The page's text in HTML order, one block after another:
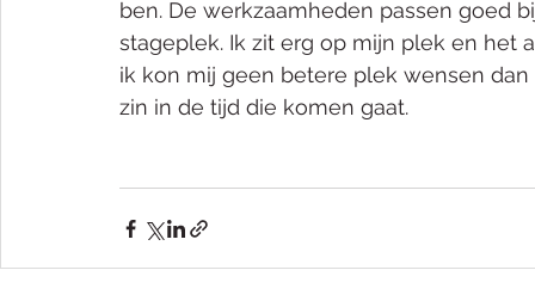
ben. De werkzaamheden passen goed
stageplek. Ik zit erg op mijn plek en het
ik kon mij geen betere plek wensen
zin in de tijd die komen gaat.